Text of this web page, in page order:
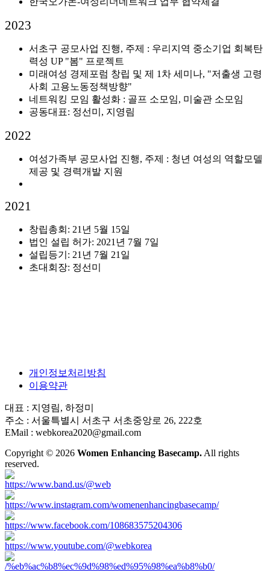
2023
서초구 공모사업 진행, 주제 : 우리지역 중소기업 회복탄
력성 UP "봄" 프로젝트
미래여성 경제포럼 창립 및 제 1차 세미나, "저출생 고령
사회 고용노동정책방향"
네트워킹 모임 활성화 : 골프 소모임, 미술관 소모임
공동대표: 정선미, 지영림
2022
여성가족부 공모사업 진행, 주제 : 청년 여성의 역할모델
제공 및 경력개발 지원
2021
창립총회: 21년 5월 15일
법인 설립 허가: 2021년 7월 7일
설립등기: 21년 7월 21일
초대회장: 정선미
개인정보처리방침
이용약관
대표 : 지영림, 하정미
주소 : 서울특별시 서초구 서초중앙로 26, 222호
EMail : webkorea2020@gmail.com
Copyright © 2026 Women Enhancing Basecamp. All rights
reserved.